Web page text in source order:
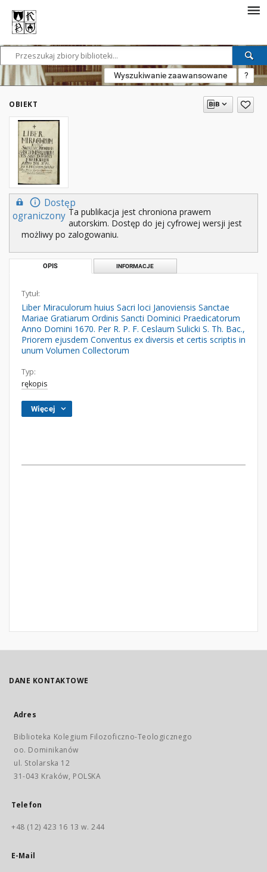
Wyszukiwanie zaawansowane ?
OBIEKT
Dostęp
ograniczony Ta publikacja jest chroniona prawem
autorskim. Dostęp do jej cyfrowej wersji jest
możliwy po zalogowaniu.
OPIS INFORMACJE
Tytuł:
Liber Miraculorum huius Sacri loci Janoviensis Sanctae
Mariae Gratiarum Ordinis Sancti Dominici Praedicatorum
Anno Domini 1670. Per R. P. F. Ceslaum Sulicki S. Th. Bac.,
Priorem ejusdem Conventus ex diversis et certis scriptis in
unum Volumen Collectorum
Typ:
rękopis
Więcej
DANE KONTAKTOWE
Adres
Biblioteka Kolegium Filozoficzno-Teologicznego
oo. Dominikanów
ul. Stolarska 12
31-043 Kraków, POLSKA
Telefon
+48 (12) 423 16 13 w. 244
E-Mail